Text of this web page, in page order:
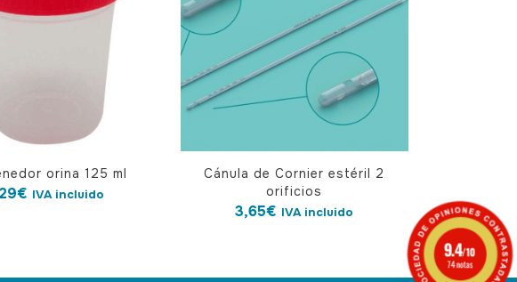
orina 125 ml
€ IVA incluido
Cánula de Cornier estéril 2
orificios
3,65€ IVA incluido
9.4/10
74 notas